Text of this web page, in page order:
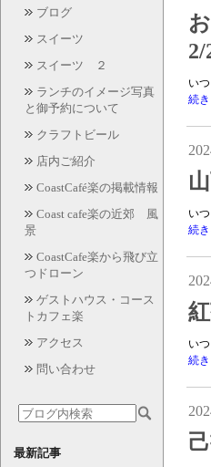
ブログ
スイーツ
スイーツ ２
ランチのイメージ写真
と御予約について
クラフトビール
店内ご紹介
CoastCafé楽の掲載情報
Coast cafe楽の近郊 風
景
CoastCafe楽から飛び立
つドローン
ゲストハウス・コース
トカフェ楽
アクセス
問い合わせ
最新記事
2/
い
続
い
続
い
続